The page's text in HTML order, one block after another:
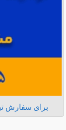
برای سفارش